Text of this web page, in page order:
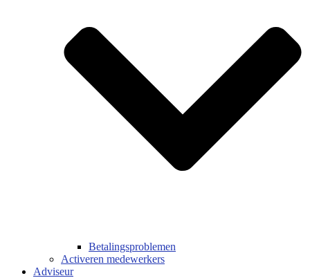
Betalingsproblemen
Activeren medewerkers
Adviseur